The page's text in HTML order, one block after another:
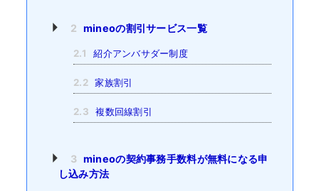
2 mineoの割引サービス一覧
2.1 紹介アンバサダー制度
2.2 家族割引
2.3 複数回線割引
3 mineoの契約事務手数料が無料になる申
し込み方法